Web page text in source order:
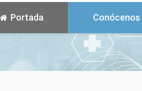
Portada Conócenos